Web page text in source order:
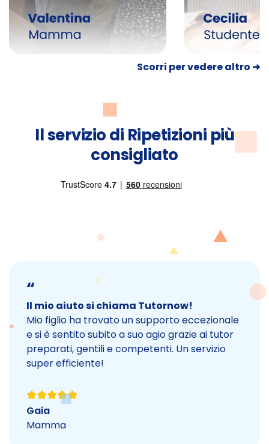
Scorri per vedere altro ➜
Il servizio di Ripetizioni più
consigliato
“
Il mio aiuto si chiama Tutornow!
Mio figlio ha trovato un supporto eccezionale
e si è sentito subito a suo agio grazie ai tutor
preparati, gentili e competenti. Un servizio
super efficiente!
Gaia
Mamma